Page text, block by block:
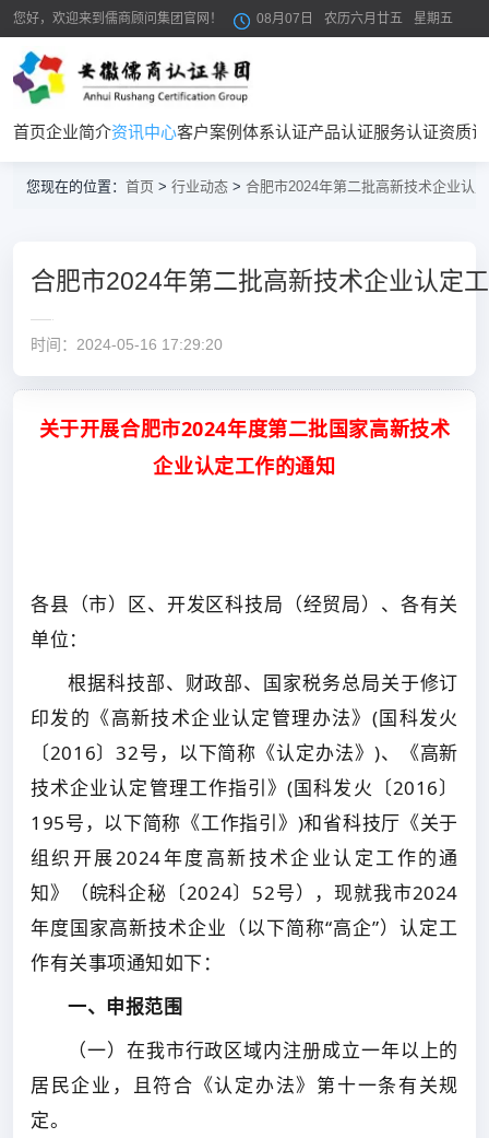
您好，欢迎来到儒商顾问集团官网！ 08月07日 农历六月廿五 星期五
首页企业简介资讯中心客户案例体系认证产品认证服务认证资质
您现在的位置： 首页 > 行业动态 > 合肥市2024年第二批高新技术企业认
合肥市2024年第二批高新技术企业认定
时间：2024-05-16 17:29:20
关于开展合肥市2024年度第二批国家高新技术
企业认定工作的通知
各县（市）区、开发区科技局（经贸局）、各有关
单位：
根据科技部、财政部、国家税务总局关于修订
印发的《高新技术企业认定管理办法》(国科发火
〔2016〕32号，以下简称《认定办法》)、《高新
技术企业认定管理工作指引》(国科发火〔2016〕
195号，以下简称《工作指引》)和省科技厅《关于
组织开展2024年度高新技术企业认定工作的通
知》（皖科企秘〔2024〕52号），现就我市2024
年度国家高新技术企业（以下简称“高企”）认定工
作有关事项通知如下：
一、申报范围
（一）在我市行政区域内注册成立一年以上的
居民企业，且符合《认定办法》第十一条有关规
定。